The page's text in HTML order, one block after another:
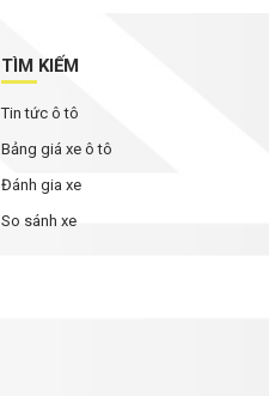
TÌM KIẾM
Tin tức ô tô
Bảng giá xe ô tô
Đánh gia xe
So sánh xe